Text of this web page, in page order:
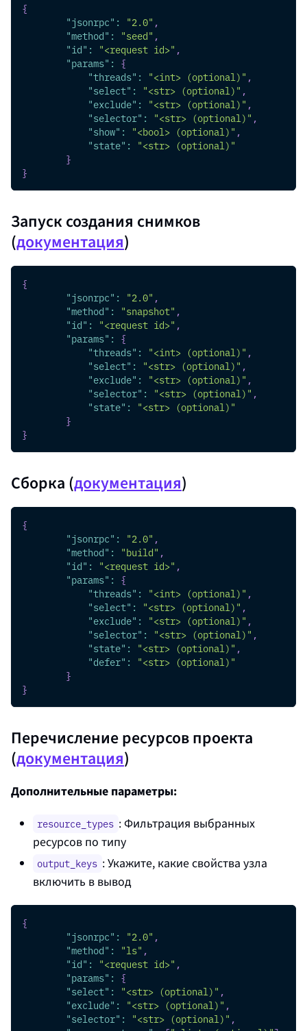
{
"jsonrpc" : "2.0" ,
"method" : "seed" ,
"id" : "<request id>" ,
"params" : {
"threads" : "<int> (optional)" ,
"select" : "<str> (optional)" ,
"exclude" : "<str> (optional)" ,
"selector" : "<str> (optional)" ,
"show" : "<bool> (optional)" ,
"state" :
"<str> (optional)"
}
}
Запуск создания снимков
(документация)
{
"jsonrpc" : "2.0" ,
"method" : "snapshot" ,
"id" : "<request id>" ,
"params" : {
"threads" : "<int> (optional)" ,
"select" : "<str> (optional)" ,
"exclude" : "<str> (optional)" ,
"selector" : "<str> (optional)" ,
"state" :
"<str> (optional)"
}
}
Сборка (документация)
{
"jsonrpc" : "2.0" ,
"method" : "build" ,
"id" : "<request id>" ,
"params" : {
"threads" : "<int> (optional)" ,
"select" : "<str> (optional)" ,
"exclude" : "<str> (optional)" ,
"selector" : "<str> (optional)" ,
"state" : "<str> (optional)" ,
"defer" :
"<str> (optional)"
}
}
Перечисление ресурсов проекта
(документация)
Дополнительные параметры:
resource_types : Фильтрация выбранных
ресурсов по типу
output_keys : Укажите, какие свойства узла
включить в вывод
{
"jsonrpc" : "2.0" ,
"method" : "ls" ,
"id" : "<request id>" ,
"params" : {
"select" : "<str> (optional)" ,
"exclude" : "<str> (optional)" ,
"selector" : "<str> (optional)" ,